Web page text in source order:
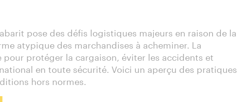
pose des défis logistiques majeurs en raison de la
atypique des marchandises à acheminer. La
pour protéger la cargaison, éviter les accidents et
en toute sécurité. Voici un aperçu des pratiques
hors normes.